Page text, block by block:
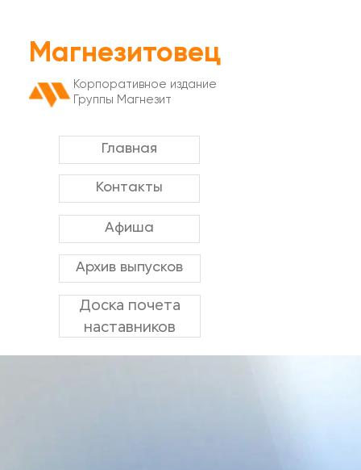
Афиша
Архив выпусков
Доска почета
наставников
Контакты
Главная
Магнезитовец
Корпоративное издание
Группы Магнезит